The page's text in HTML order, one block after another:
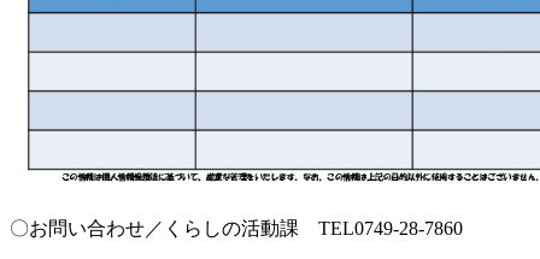
〇お問い合わせ／くらしの活動課 TEL0749-28-7860